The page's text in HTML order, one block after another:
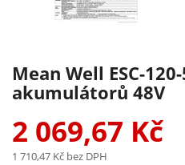
Mean Well ESC-
akumulátorů 48V
2 069,67 Kč
1 710,47 Kč bez DPH